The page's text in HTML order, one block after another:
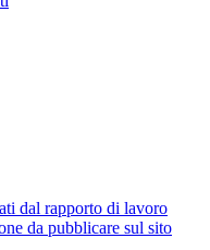
dal rapporto di lavoro
da pubblicare sul sito